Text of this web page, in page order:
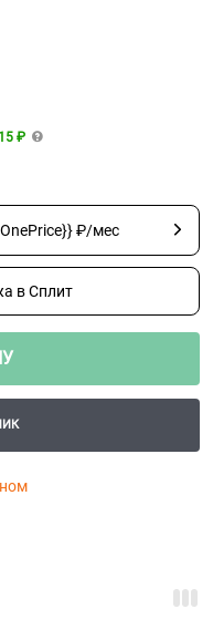
₽
₽/мес
в Сплит